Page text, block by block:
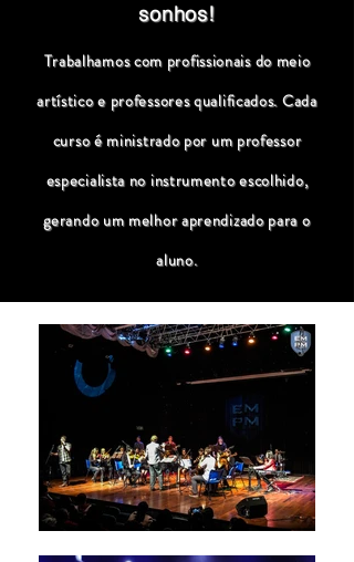
sonhos!
Trabalhamos com profissionais do meio
artístico e professores qualificados. Cada
curso é ministrado por um professor
especialista no instrumento escolhido,
gerando um melhor aprendizado para o
aluno.